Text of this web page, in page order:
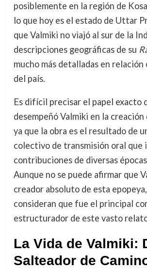
posiblemente en la región de
lo que hoy es el estado de Uttar
que Valmiki no viajó al sur de la
descripciones geográficas de su
mucho más detalladas en
del país.
Es difícil precisar el papel exacto
desempeñó Valmiki en la creación
ya que la obra es el resultado de
colectivo de transmisión oral que
contribuciones de diversas
Aunque no se puede afirmar que
creador absoluto de esta
consideran que fue el principal
estructurador de este vasto
La Vida de Valmiki:
Salteador de